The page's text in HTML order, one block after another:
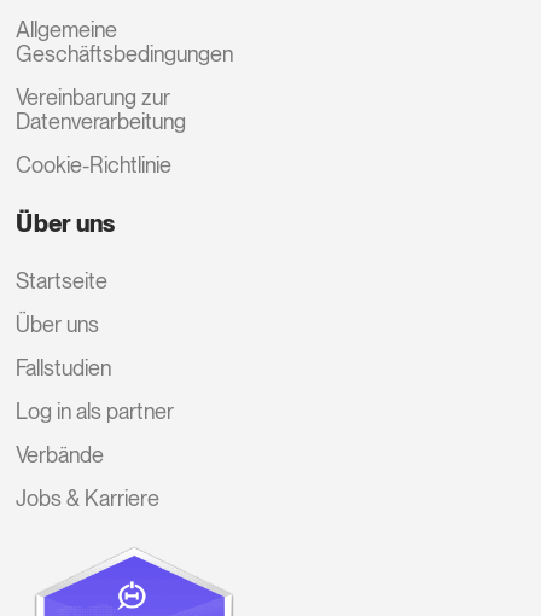
Allgemeine
Geschäftsbedingungen
Vereinbarung zur
Datenverarbeitung
Cookie-Richtlinie
Über uns
Startseite
Über uns
Fallstudien
Log in als partner
Verbände
Jobs & Karriere